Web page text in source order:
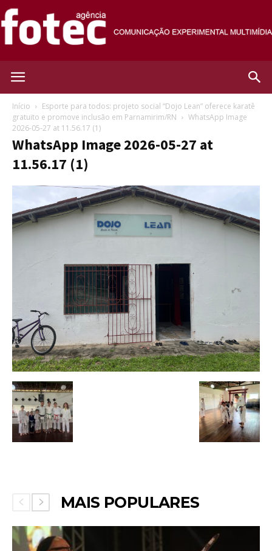
Fotec
Início
Esporte para todos: projeto social “Dojo Lean” oferece karatê
gratuito e promove inclusão em Parnamirim/RN
WhatsApp Image
2026-05-27 at 11.56.17 (1)
WhatsApp Image 2026-05-27 at
11.56.17 (1)
MAIS POPULARES